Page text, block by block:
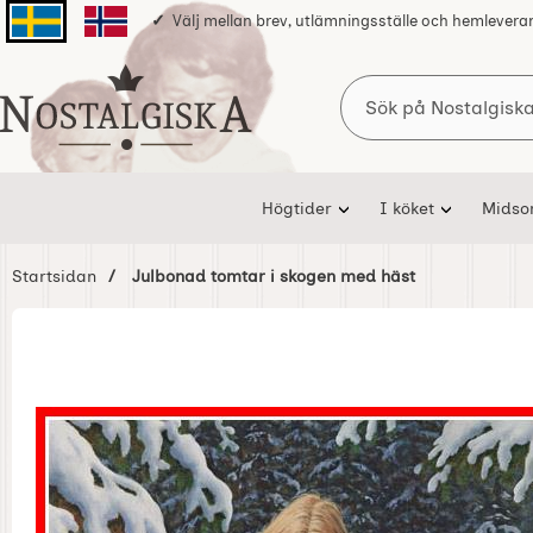
Svenska sidanNorska sidan
Välj mellan brev, utlämningsställe och
Startsidan för Nostalgiska
Sök
Högtider I köket
Startsidan Julbonad tomtar i skogen med häst